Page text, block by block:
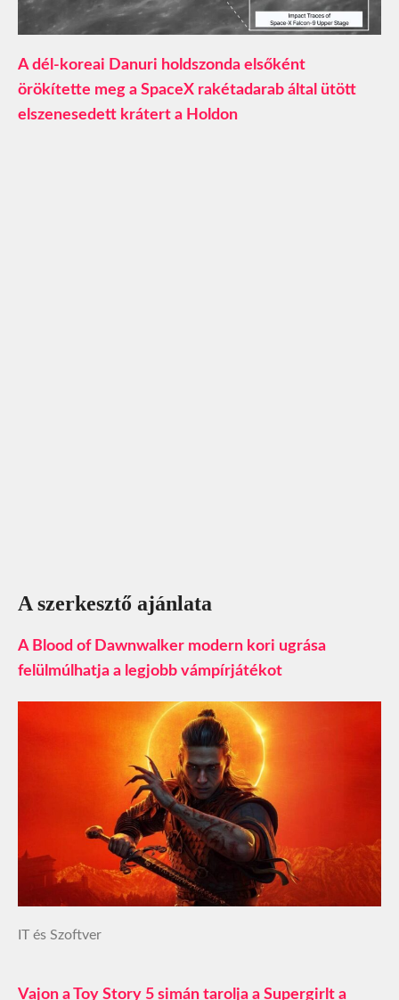
A dél-koreai Danuri holdszonda elsőként
örökítette meg a SpaceX rakétadarab által ütött
elszenesedett krátert a Holdon
A szerkesztő ajánlata
A Blood of Dawnwalker modern kori ugrása
felülmúlhatja a legjobb vámpírjátékot
IT és Szoftver
Vajon a Toy Story 5 simán tarolja a Supergirlt a